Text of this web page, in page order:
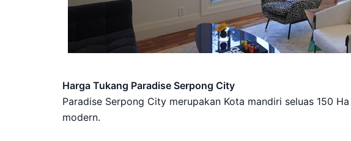
Harga Tukang Paradise Serpong City
Paradise Serpong City merupakan Kota mandiri seluas 150
modern.